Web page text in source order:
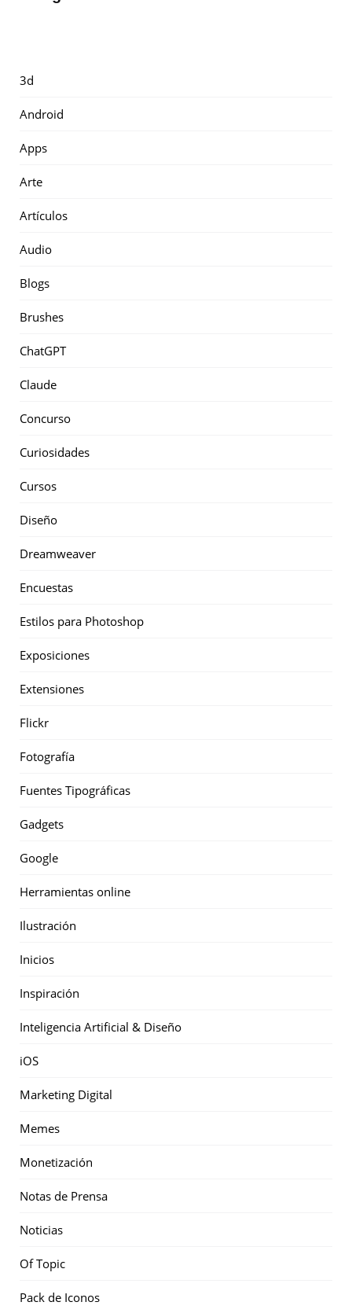
3d
Android
Apps
Arte
Artículos
Audio
Blogs
Brushes
ChatGPT
Claude
Concurso
Curiosidades
Cursos
Diseño
Dreamweaver
Encuestas
Estilos para Photoshop
Exposiciones
Extensiones
Flickr
Fotografía
Fuentes Tipográficas
Gadgets
Google
Herramientas online
Ilustración
Inicios
Inspiración
Inteligencia Artificial & Diseño
iOS
Marketing Digital
Memes
Monetización
Notas de Prensa
Noticias
Of Topic
Pack de Iconos